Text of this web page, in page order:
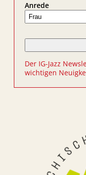
Anrede
Der IG-Jazz
wichtigen